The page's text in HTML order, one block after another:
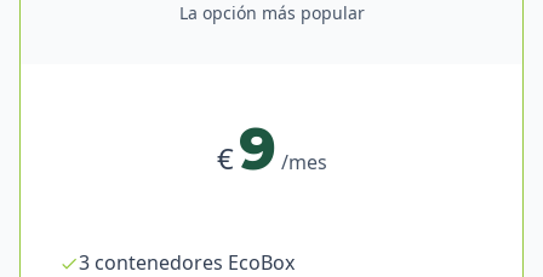
La opción más popular
€9 /mes
3 contenedores EcoBox